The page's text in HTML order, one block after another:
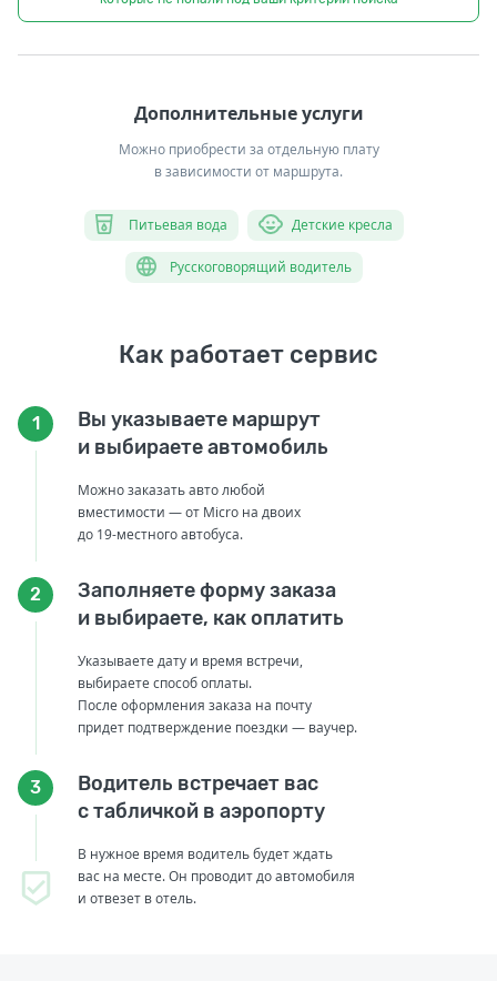
Дополнительные услуги
Можно приобрести за отдельную плату
в зависимости от маршрута.
Питьевая вода Детские кресла
Русскоговорящий водитель
Как работает сервис
1
Вы указываете маршрут
и выбираете автомобиль
Можно заказать авто любой
вместимости — от Micro на двоих
до 19-местного автобуса.
2
Заполняете форму заказа
и выбираете, как оплатить
Указываете дату и время встречи,
выбираете способ оплаты.
После оформления заказа на почту
придет подтверждение поездки — ваучер.
3
Водитель встречает вас
с табличкой в аэропорту
В нужное время водитель будет ждать
вас на месте. Он проводит до автомобиля
и отвезет в отель.